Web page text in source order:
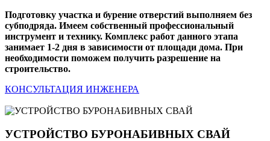
Подготовку участка и бурение отверстий выполняем без
субподряда. Имеем собственный профессиональный
инструмент и технику. Комплекс работ данного этапа
занимает 1-2 дня в зависимости от площади дома. При
необходимости поможем получить разрешение на
строительство.
КОНСУЛЬТАЦИЯ ИНЖЕНЕРА
УСТРОЙСТВО БУРОНАБИВНЫХ СВАЙ